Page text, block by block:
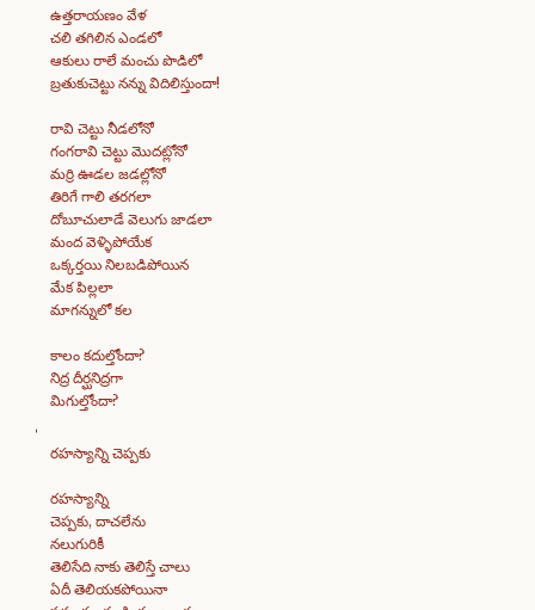
ఉత్తరాయణం వేళ
చలి తగిలిన ఎండలో
ఆకులు రాలే మంచు పొడిలో
బ్రతుకుచెట్టు నన్ను విదిలిస్తుందా!
రావి చెట్టు నీడలోనో
గంగరావి చెట్టు మొదట్లోనో
మర్రి ఊడల జడల్లోనో
తిరిగే గాలి తరగలా
దోబూచులాడే వెలుగు జాడలా
మంద వెళ్ళిపోయేక
ఒక్కర్తయి నిలబడిపోయిన
మేక పిల్లలా
మాగన్నులో కల
కాలం కదుల్తోందా?
నిద్ర దీర్ఘనిద్రగా
మిగుల్తోందా?
రహస్యాన్ని చెప్పకు
రహస్యాన్ని
చెప్పకు, దాచలేను
నలుగురికీ
తెలిసేది నాకు తెలిస్తే చాలు
ఏదీ తెలియకపోయినా